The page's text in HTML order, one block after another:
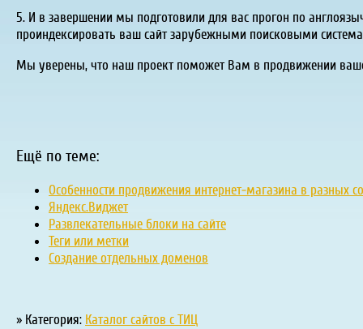
5. И в завершении мы подготовили для вас прогон по
проиндексировать ваш сайт зарубежными поисковыми
Мы уверены, что наш проект поможет Вам в продвижении
Ещё по теме:
Особенности продвижения интернет-магазина в разных
Яндекс.Виджет
Развлекательные блоки на сайте
Теги или метки
Создание отдельных доменов
» Категория: Каталог сайтов с ТИЦ